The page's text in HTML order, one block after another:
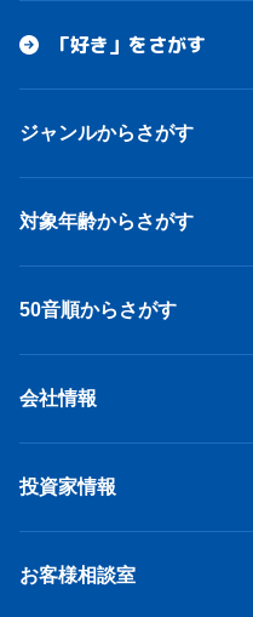
「好き」をさがす
ジャンルからさがす
対象年齢からさがす
50音順からさがす
会社情報
投資家情報
お客様相談室